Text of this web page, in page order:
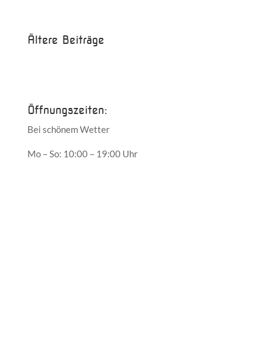
Ältere Beiträge
Öffnungszeiten:
Bei schönem Wetter
Mo – So: 10:00 – 19:00 Uhr